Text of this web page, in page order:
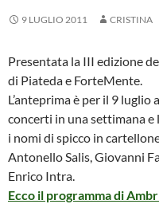
9 LUGLIO 2011 CRISTINA
Presentata la III edizione
di Piateda e ForteMente.
L’anteprima è per il 9 luglio
concerti in una settimana e
i nomi di spicco in
Antonello Salis, Giovanni
Enrico Intra.
Ecco il programma di